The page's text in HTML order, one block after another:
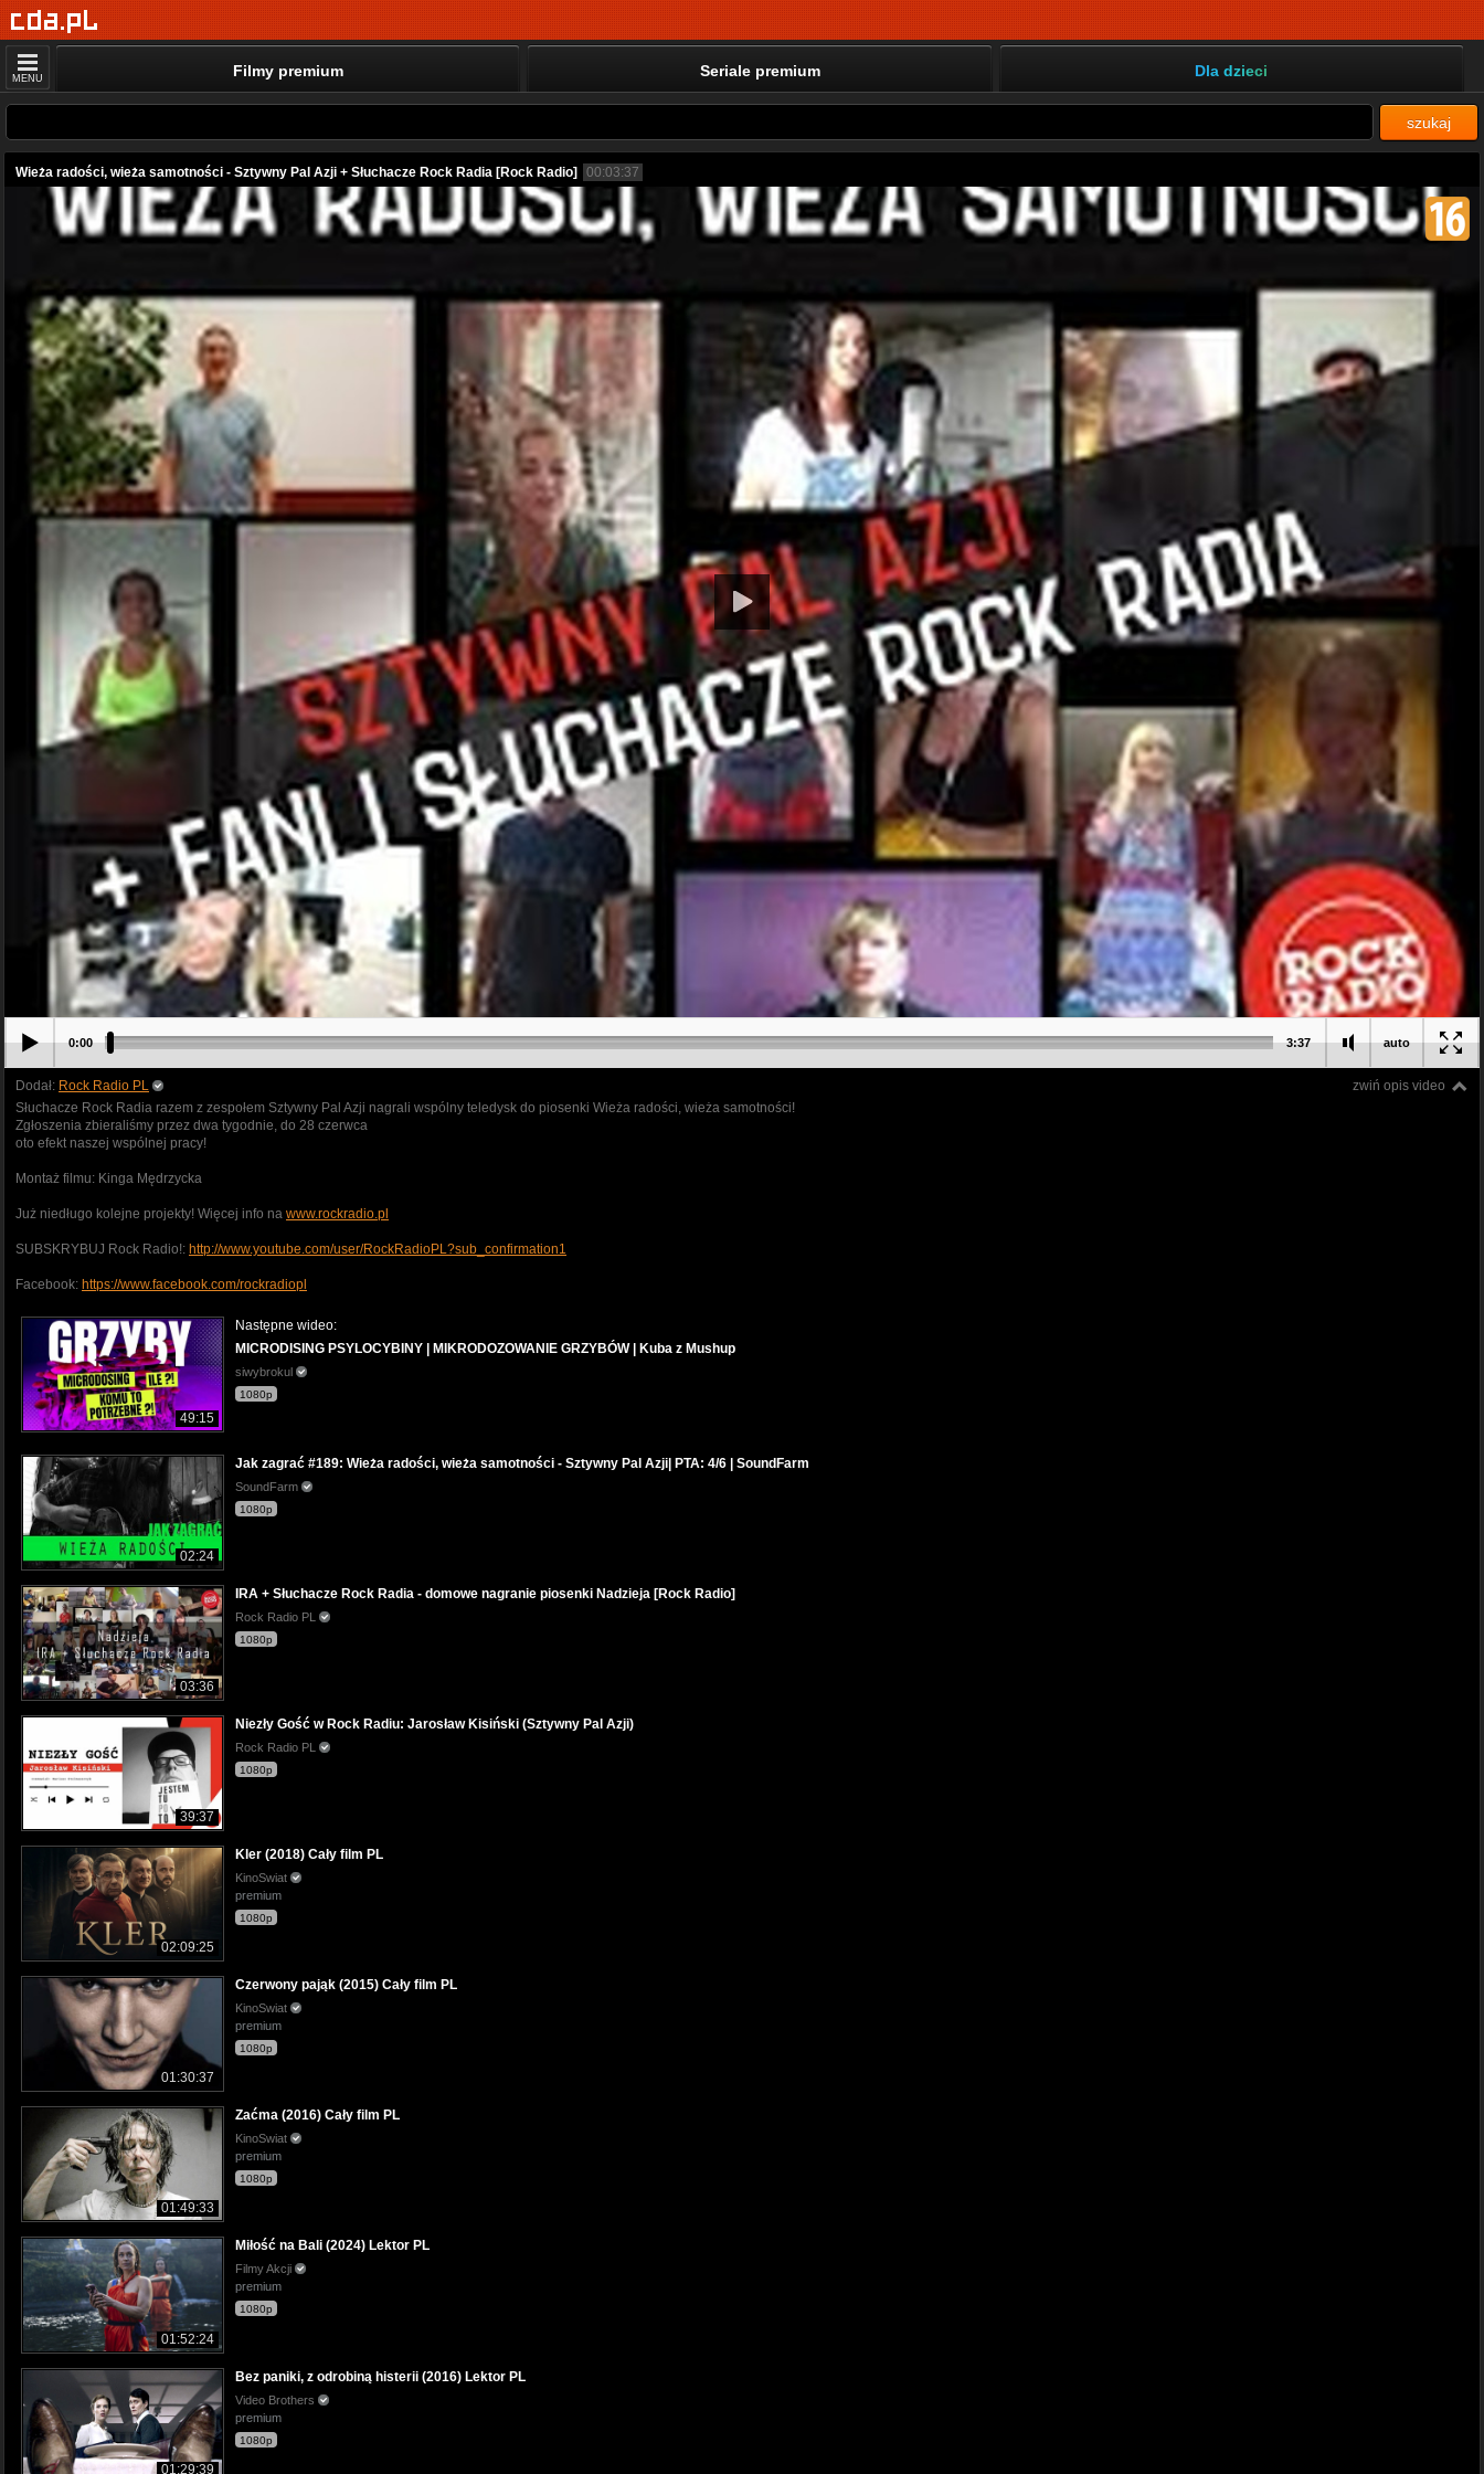
MENU Filmy premium Seriale premium Dla dzieci
szukaj
Wieża radości, wieża samotności - Sztywny Pal Azji + Słuchacze Rock Radia [Rock Radio] 00:03:37
auto
0:00 3:37
zwiń opis video
Dodał: Rock Radio PL
Słuchacze Rock Radia razem z zespołem Sztywny Pal Azji nagrali wspólny teledysk do piosenki Wieża radości, wieża samotności!
Zgłoszenia zbieraliśmy przez dwa tygodnie, do 28 czerwca
oto efekt naszej wspólnej pracy!
Montaż filmu: Kinga Mędrzycka
Już niedługo kolejne projekty! Więcej info na www.rockradio.pl
SUBSKRYBUJ Rock Radio!: http://www.youtube.com/user/RockRadioPL?sub_confirmation1
Facebook: https://www.facebook.com/rockradiopl
49:15
Następne wideo:
MICRODISING PSYLOCYBINY | MIKRODOZOWANIE GRZYBÓW | Kuba z Mushup
siwybrokul
1080p
02:24
Jak zagrać #189: Wieża radości, wieża samotności - Sztywny Pal Azji| PTA: 4/6 | SoundFarm
SoundFarm
1080p
03:36
IRA + Słuchacze Rock Radia - domowe nagranie piosenki Nadzieja [Rock Radio]
Rock Radio PL
1080p
39:37
Niezły Gość w Rock Radiu: Jarosław Kisiński (Sztywny Pal Azji)
Rock Radio PL
1080p
02:09:25
Kler (2018) Cały film PL
KinoSwiat
premium
1080p
01:30:37
Czerwony pająk (2015) Cały film PL
KinoSwiat
premium
1080p
01:49:33
Zaćma (2016) Cały film PL
KinoSwiat
premium
1080p
01:52:24
Miłość na Bali (2024) Lektor PL
Filmy Akcji
premium
1080p
01:29:39
Bez paniki, z odrobiną histerii (2016) Lektor PL
Video Brothers
premium
1080p